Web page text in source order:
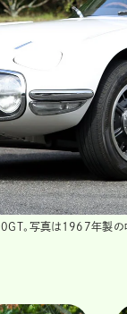
。写真は1967年製の